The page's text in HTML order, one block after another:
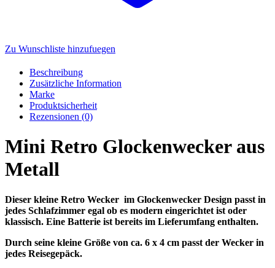
Zu Wunschliste hinzufuegen
Beschreibung
Zusätzliche Information
Marke
Produktsicherheit
Rezensionen (0)
Mini Retro Glockenwecker aus
Metall
Dieser kleine Retro Wecker im Glockenwecker Design passt in
jedes Schlafzimmer egal ob es modern eingerichtet ist oder
klassisch. Eine Batterie ist bereits im Lieferumfang enthalten.
Durch seine kleine Größe von ca. 6 x 4 cm passt der Wecker in
jedes Reisegepäck.